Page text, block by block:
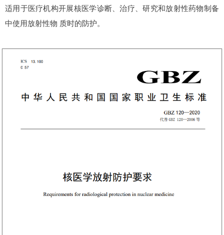
适用于医疗机构开展核医学诊断、治疗、研究和放射性药物制备
中使用放射性物 质时的防护。